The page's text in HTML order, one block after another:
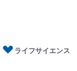
ライフサイエンス